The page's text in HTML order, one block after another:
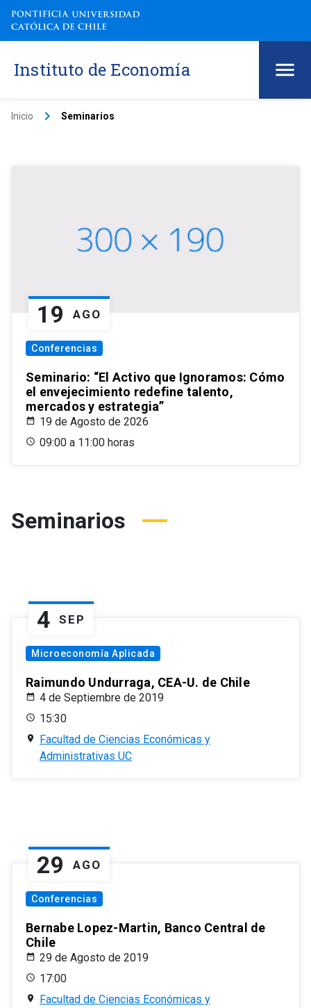
Instituto de Economía
Inicio keyboard_arrow_right Seminarios
19 AGO
Conferencias
Seminario: “El Activo que Ignoramos: Cómo
el envejecimiento redefine talento,
mercados y estrategia”
19 de Agosto de 2026
09:00 a 11:00 horas
Seminarios
4 SEP
Microeconomía Aplicada
Raimundo Undurraga, CEA-U. de Chile
4 de Septiembre de 2019
15:30
Facultad de Ciencias Económicas y
Administrativas UC
29 AGO
Conferencias
Bernabe Lopez-Martin, Banco Central de
Chile
29 de Agosto de 2019
17:00
Facultad de Ciencias Económicas y